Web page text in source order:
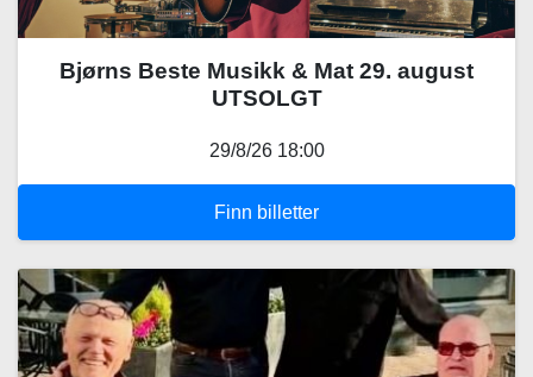
Bjørns Beste Musikk & Mat 29. august
UTSOLGT
29/8/26 18:00
Finn billetter